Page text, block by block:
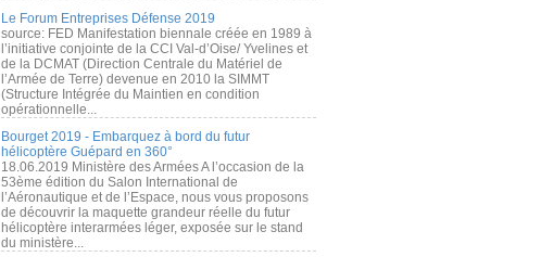
Le Forum Entreprises Défense 2019
source: FED Manifestation biennale créée en 1989 à
l’initiative conjointe de la CCI Val-d’Oise/ Yvelines et
de la DCMAT (Direction Centrale du Matériel de
l’Armée de Terre) devenue en 2010 la SIMMT
(Structure Intégrée du Maintien en condition
opérationnelle...
Bourget 2019 - Embarquez à bord du futur
hélicoptère Guépard en 360°
18.06.2019 Ministère des Armées A l’occasion de la
53ème édition du Salon International de
l’Aéronautique et de l’Espace, nous vous proposons
de découvrir la maquette grandeur réelle du futur
hélicoptère interarmées léger, exposée sur le stand
du ministère...